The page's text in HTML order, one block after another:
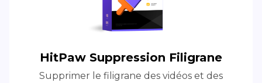
HitPaw Suppression Filigrane
Supprimer le filigrane des vidéos et des